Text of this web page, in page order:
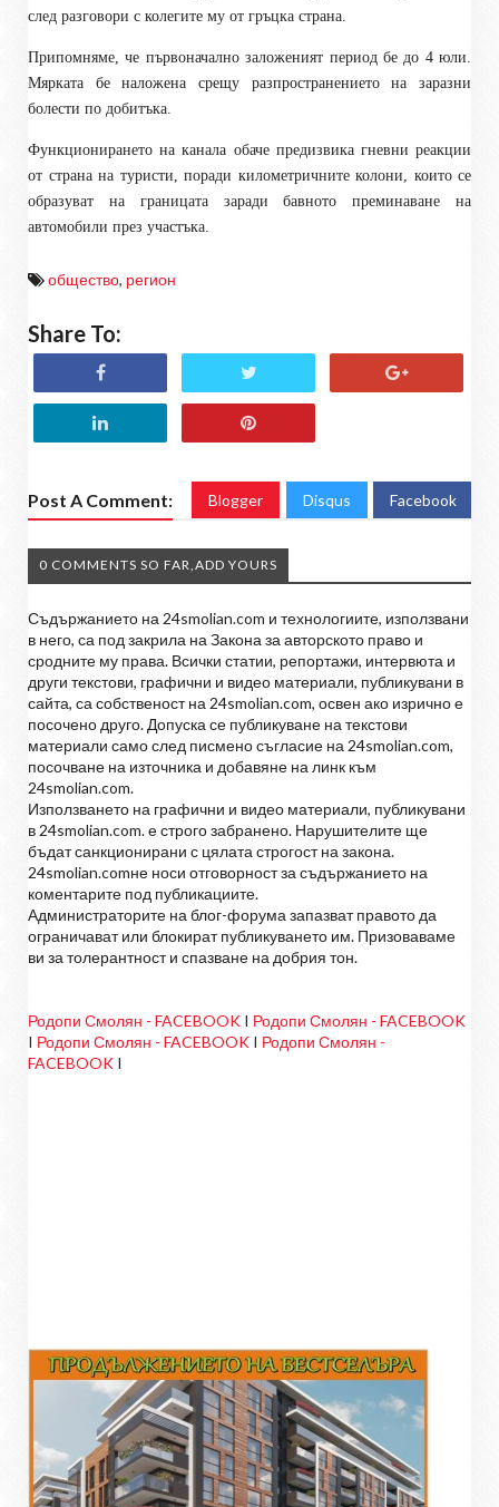
след разговори с колегите му от гръцка страна.
Припомняме, че първоначално заложеният период бе до 4 юли.
Мярката бе наложена срещу разпространението на заразни
болести по добитъка.
Функционирането на канала обаче предизвика гневни реакции
от страна на туристи, поради километричните колони, които се
образуват на границата заради бавното преминаване на
автомобили през участъка.
общество, регион
Share To:
Post A Comment: Blogger Disqus Facebook
0 COMMENTS SO FAR,ADD YOURS
Съдържанието на 24smolian.com и технологиите, използвани
в него, са под закрила на Закона за авторското право и
сродните му права. Всички статии, репортажи, интервюта и
други текстови, графични и видео материали, публикувани в
сайта, са собственост на 24smolian.com, освен ако изрично е
посочено друго. Допуска се публикуване на текстови
материали само след писмено съгласие на 24smolian.com,
посочване на източника и добавяне на линк към
24smolian.com.
Използването на графични и видео материали, публикувани
в 24smolian.com. е строго забранено. Нарушителите ще
бъдат санкционирани с цялата строгост на закона.
24smolian.comне носи отговорност за съдържанието на
коментарите под публикациите.
Администраторите на блог-форума запазват правото да
ограничават или блокират публикуването им. Призоваваме
ви за толерантност и спазване на добрия тон.
Родопи Смолян - FACEBOOK I Родопи Смолян - FACEBOOK
I Родопи Смолян - FACEBOOK I Родопи Смолян -
FACEBOOK I